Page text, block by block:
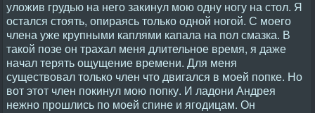
уложив грудью на него закинул мою одну ногу на стол. Я
остался стоять, опираясь только одной ногой. С моего
члена уже крупными каплями капала на пол смазка. В
такой позе он трахал меня длительное время, я даже
начал терять ощущение времени. Для меня
существовал только член что двигался в моей попке. Но
вот этот член покинул мою попку. И ладони Андрея
нежно прошлись по моей спине и ягодицам. Он